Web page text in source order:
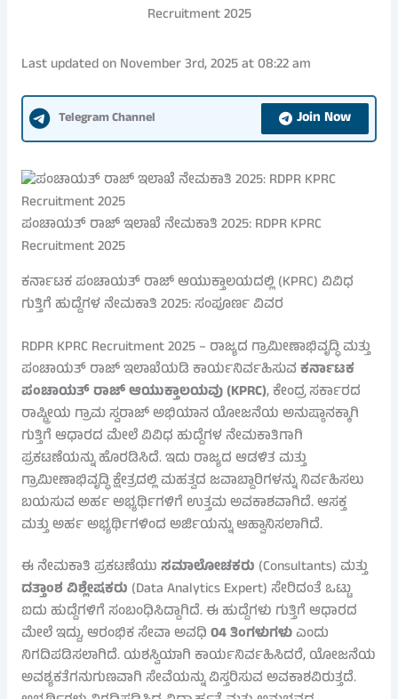
Last updated on November 3rd, 2025 at 08:22 am
Telegram Channel Join Now
ಪಂಚಾಯತ್ ರಾಜ್ ಇಲಾಖೆ ನೇಮಕಾತಿ 2025: RDPR KPRC
Recruitment 2025
ಕರ್ನಾಟಕ ಪಂಚಾಯತ್ ರಾಜ್ ಆಯುಕ್ತಾಲಯದಲ್ಲಿ (KPRC) ವಿವಿಧ
ಗುತ್ತಿಗೆ ಹುದ್ದೆಗಳ ನೇಮಕಾತಿ 2025: ಸಂಪೂರ್ಣ ವಿವರ
RDPR KPRC Recruitment 2025 – ರಾಜ್ಯದ ಗ್ರಾಮೀಣಾಭಿವೃದ್ಧಿ ಮತ್ತು
ಪಂಚಾಯತ್ ರಾಜ್ ಇಲಾಖೆಯಡಿ ಕಾರ್ಯನಿರ್ವಹಿಸುವಕರ್ನಾಟಕ
ಪಂಚಾಯತ್ ರಾಜ್ ಆಯುಕ್ತಾಲಯವು (KPRC), ಕೇಂದ್ರ ಸರ್ಕಾರದ
ರಾಷ್ಟ್ರೀಯ ಗ್ರಾಮ ಸ್ವರಾಜ್ ಅಭಿಯಾನ ಯೋಜನೆಯ ಅನುಷ್ಠಾನಕ್ಕಾಗಿ
ಗುತ್ತಿಗೆ ಆಧಾರದ ಮೇಲೆ ವಿವಿಧ ಹುದ್ದೆಗಳ ನೇಮಕಾತಿಗಾಗಿ
ಪ್ರಕಟಣೆಯನ್ನು ಹೊರಡಿಸಿದೆ. ಇದು ರಾಜ್ಯದ ಆಡಳಿತ ಮತ್ತು
ಗ್ರಾಮೀಣಾಭಿವೃದ್ಧಿ ಕ್ಷೇತ್ರದಲ್ಲಿ ಮಹತ್ವದ ಜವಾಬ್ದಾರಿಗಳನ್ನು ನಿರ್ವಹಿಸಲು
ಬಯಸುವ ಅರ್ಹ ಅಭ್ಯರ್ಥಿಗಳಿಗೆ ಉತ್ತಮ ಅವಕಾಶವಾಗಿದೆ. ಆಸಕ್ತ
ಮತ್ತು ಅರ್ಹ ಅಭ್ಯರ್ಥಿಗಳಿಂದ ಅರ್ಜಿಯನ್ನು ಆಹ್ವಾನಿಸಲಾಗಿದೆ.
ಈ ನೇಮಕಾತಿ ಪ್ರಕಟಣೆಯುಸಮಾಲೋಚಕರು (Consultants) ಮತ್ತು
ದತ್ತಾಂಶ ವಿಶ್ಲೇಷಕರು (Data Analytics Expert) ಸೇರಿದಂತೆ ಒಟ್ಟು
ಐದು ಹುದ್ದೆಗಳಿಗೆ ಸಂಬಂಧಿಸಿದ್ದಾಗಿದೆ. ಈ ಹುದ್ದೆಗಳು ಗುತ್ತಿಗೆ ಆಧಾರದ
ಮೇಲೆ ಇದ್ದು, ಆರಂಭಿಕ ಸೇವಾ ಅವಧಿ04 ತಿಂಗಳುಗಳುಎಂದು
ನಿಗದಿಪಡಿಸಲಾಗಿದೆ. ಯಶಸ್ವಿಯಾಗಿ ಕಾರ್ಯನಿರ್ವಹಿಸಿದರೆ, ಯೋಜನೆಯ
ಅವಶ್ಯಕತೆಗನುಗುಣವಾಗಿ ಸೇವೆಯನ್ನು ವಿಸ್ತರಿಸುವ ಅವಕಾಶವಿರುತ್ತದೆ.